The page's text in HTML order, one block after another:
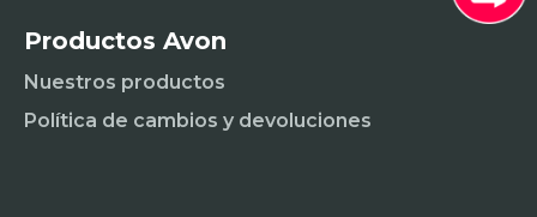
Productos Avon
Nuestros productos
Política de cambios y devoluciones